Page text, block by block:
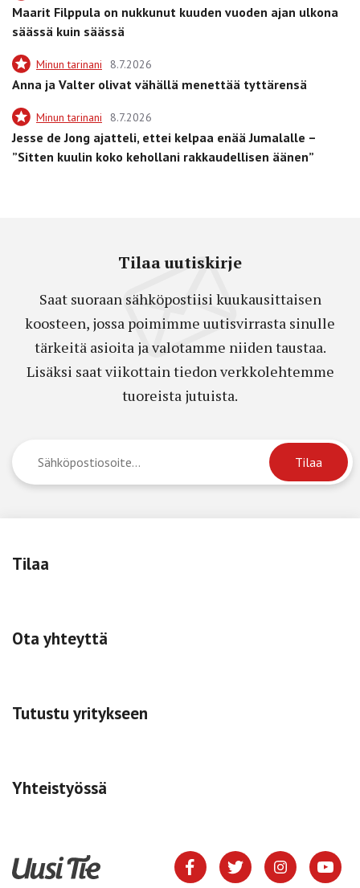
Maarit Filppula on nukkunut kuuden vuoden ajan ulkona
säässä kuin säässä
Minun tarinani 8.7.2026
Anna ja Valter olivat vähällä menettää tyttärensä
Minun tarinani 8.7.2026
Jesse de Jong ajatteli, ettei kelpaa enää Jumalalle –
”Sitten kuulin koko kehollani rakkaudellisen äänen”
Tilaa uutiskirje
Saat suoraan sähköpostiisi kuukausittaisen
koosteen, jossa poimimme uutisvirrasta sinulle
tärkeitä asioita ja valotamme niiden taustaa.
Lisäksi saat viikottain tiedon verkkolehtemme
tuoreista jutuista.
Tilaa
Ota yhteyttä
Tutustu yritykseen
Yhteistyössä